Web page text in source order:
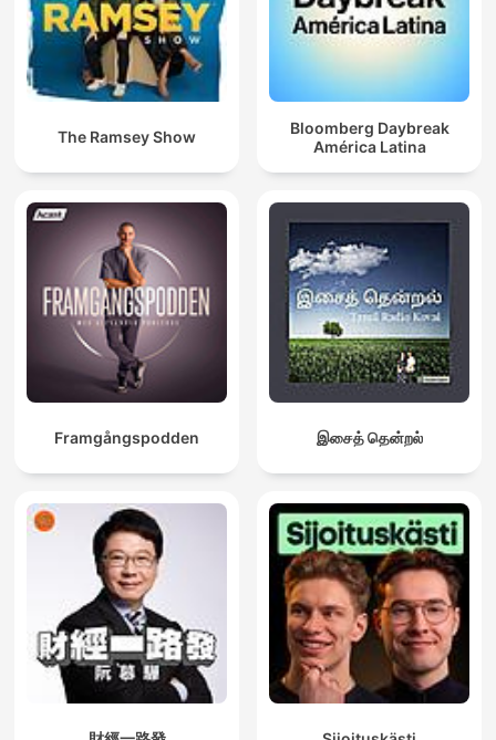
The Ramsey Show
Bloomberg Daybreak
América Latina
Framgångspodden இசைத் தென்றல்